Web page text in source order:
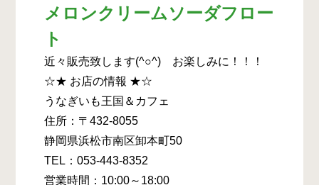
メロンクリームソーダフロー
ト
近々販売致します(^○^) お楽しみに！！！
☆★ お店の情報 ★☆
うなぎいも王国＆カフェ
住所：〒432-8055
静岡県浜松市南区卸本町50
TEL：053-443-8352
営業時間：10:00～18:00